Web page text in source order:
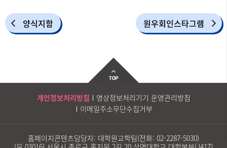
양식지함 원우회인스타그램
개인정보처리방침
영상정보처리기기 운영관리방침
이메일주소무단수집거부
홈페이지콘텐츠담당자: 대학원교학팀(전화: 02-2287-5030)